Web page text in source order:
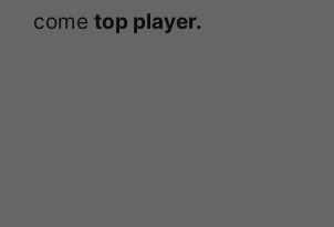
come top player.